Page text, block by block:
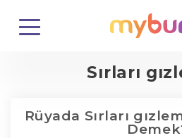
Sırları
Rüyada Sırları